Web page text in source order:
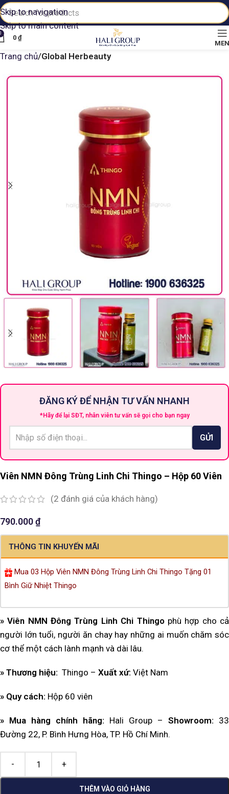
Skip to navigation
Skip to main content
0 ₫
Trang chủ Global Herbeauty
ĐĂNG KÝ ĐỂ NHẬN TƯ VẤN NHANH
*Hãy để lại SĐT, nhân viên tư vấn sẽ gọi cho bạn ngay
Viên NMN Đông Trùng Linh Chi Thingo – Hộp 60 Viên
(2 đánh giá của khách hàng)
790.000₫
THÔNG TIN KHUYẾN MÃI
Mua 03 Hộp Viên NMN Đông Trùng Linh Chi Thingo Tặng 01
Bình Giữ Nhiệt Thingo
» Viên NMN Đông Trùng Linh Chi Thingo phù hợp cho cả
người lớn tuổi, người ăn chay hay những ai muốn chăm sóc
cơ thể một cách lành mạnh và dài lâu.
» Thương hiệu: Thingo – Xuất xứ: Việt Nam
» Quy cách: Hộp 60 viên
» Mua hàng chính hãng: Hali Group – Showroom: 33
Đường 22, P. Bình Hưng Hòa, TP. Hồ Chí Minh.
THÊM VÀO GIỎ HÀNG